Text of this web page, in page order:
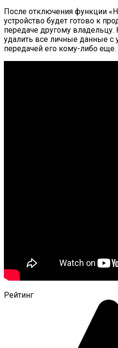
После отключения функции
устройство будет готово к
передаче другому владельцу.
удалить все личные данные с
передачей его кому-либо еще.
Рейтинг